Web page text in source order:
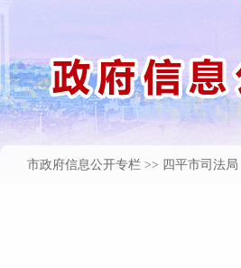
市政府信息公开专栏 >> 四平市司法局